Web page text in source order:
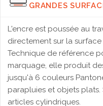
GRANDES
L'encre est poussée au
directement sur la
Technique de référence
marquage, elle produit
jusqu'à 6 couleurs
parapluies et objets plats.
articles cylindriques.